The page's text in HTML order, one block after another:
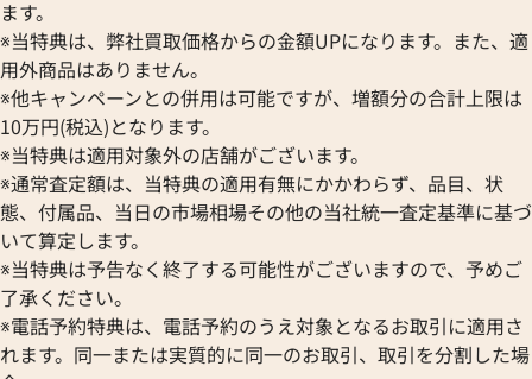
ます。
※当特典は、弊社買取価格からの金額UPになります。また、適
用外商品はありません。
※他キャンペーンとの併用は可能ですが、増額分の合計上限は
10万円(税込)となります。
※当特典は適用対象外の店舗がございます。
※通常査定額は、当特典の適用有無にかかわらず、品目、状
態、付属品、当日の市場相場その他の当社統一査定基準に基づ
いて算定します。
※当特典は予告なく終了する可能性がございますので、予めご
了承ください。
※電話予約特典は、電話予約のうえ対象となるお取引に適用さ
れます。同一または実質的に同一のお取引、取引を分割した場